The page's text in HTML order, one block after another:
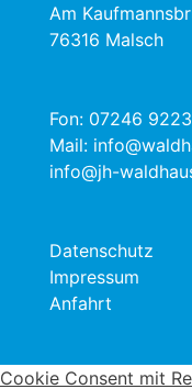
Am
76316 Malsch
Fon: 07246
Mail:
info@jh-
Datenschutz
Impressum
Anfahrt
Cookie Consent mit